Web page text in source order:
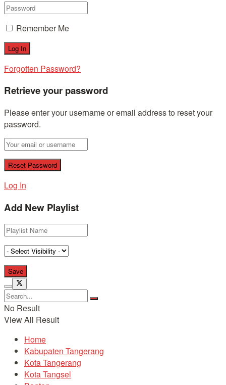
Remember Me
Forgotten Password?
Retrieve your password
Please enter your username or email address to reset your
password.
Log In
Add New Playlist
No Result
View All Result
Home
Kabupaten Tangerang
Kota Tangerang
Kota Tangsel